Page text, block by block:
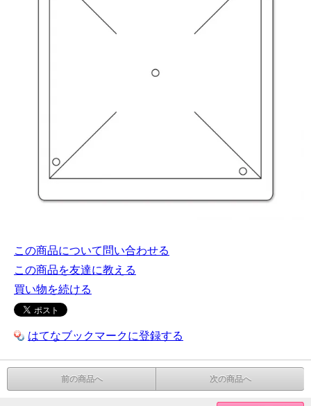
この商品について問い合わせる
この商品を友達に教える
買い物を続ける
はてなブックマークに登録する
前の商品へ 次の商品へ